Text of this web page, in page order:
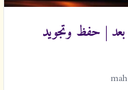
بعد | حفظ وتجويد